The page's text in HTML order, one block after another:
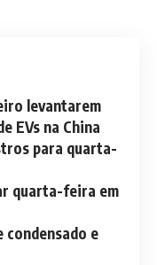
levantarem
EVs na China
para quarta-
quarta-feira em
e